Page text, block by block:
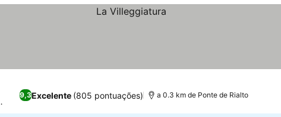
9,3Excelente (805 pontuações) a 0.3 km de Ponte de Rialto